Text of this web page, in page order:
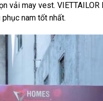
vải may vest. VIETTAILOR
nam tốt nhất.